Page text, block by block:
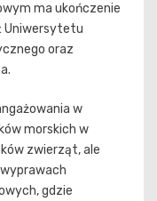
ma ukończenie
Uniwersytetu
oraz
w
morskich w
zwierząt, ale
gdzie